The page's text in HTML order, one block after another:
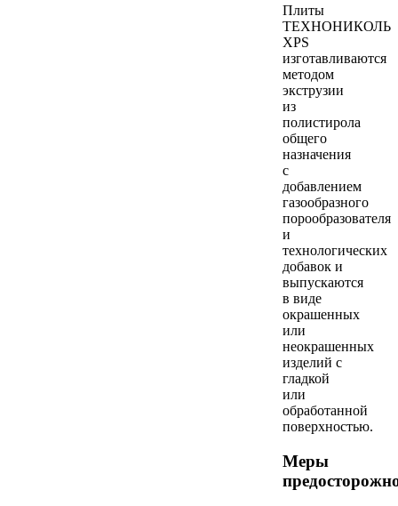
Плиты
ТЕХНОНИКОЛЬ
XPS
изготавливаются
методом
экструзии
из
полистирола
общего
назначения
с
добавлением
газообразного
порообразователя
и
технологических
добавок и
выпускаются
в виде
окрашенных
или
неокрашенных
изделий с
гладкой
или
обработанной
поверхностью.
Меры